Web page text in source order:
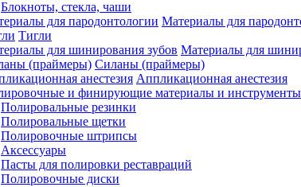
Блокноты, стекла, чаши
Материалы для
Тигли
Материалы для
Силаны (праймеры)
Аппликационная анестезия
Полировальные резинки
Полировальные щетки
Полировочные штрипсы
Аксессуары
Пасты для полировки реставраций
Полировочные диски